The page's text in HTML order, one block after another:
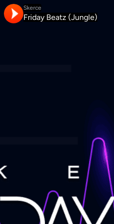
Skerce
Friday Beatz (Jungle)